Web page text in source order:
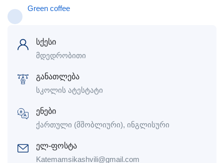
Green coffee
სქესი
მდედრობითი
განათლება
სკოლის ატესტატი
ენები
ქართული (მშობლიური), ინგლისური
ელ-ფოსტა
Katemamsikashvili@gmail.com